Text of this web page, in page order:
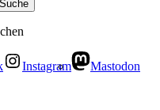
Instagram
Mastodon